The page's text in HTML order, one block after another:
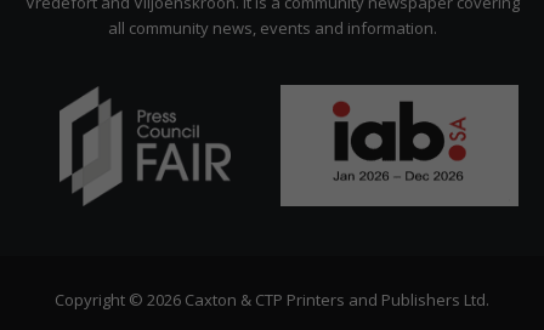
all community news, events and information.
Copyright © 2026 Caxton & CTP Printers and Publishers Ltd.